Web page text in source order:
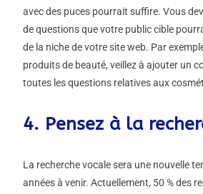
avec des puces pourrait suffire. Vous
de questions que votre public cible
de la niche de votre site web. Par
produits de beauté, veillez à ajouter un
toutes les questions relatives aux
4. Pensez à la
La recherche vocale sera une nouvelle
années à venir. Actuellement, 50 % des